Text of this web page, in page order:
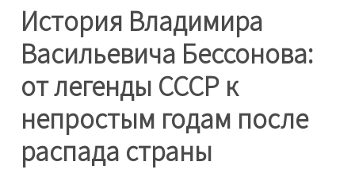
История Владимира
Васильевича Бессонова:
от легенды СССР к
непростым годам после
распада страны